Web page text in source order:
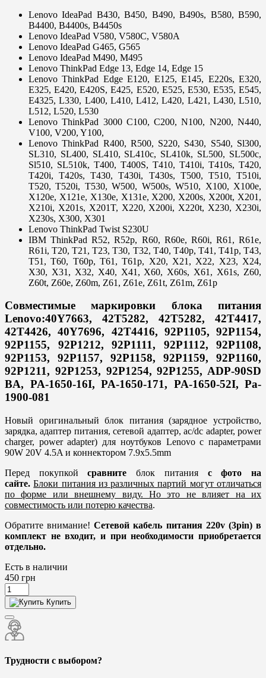
Lenovo IdeaPad B430, B450, B490, B490s, B580, B590,
B4400, B4400s, B4450s
Lenovo IdeaPad V580, V580С, V580A
Lenovo IdeaPad G465, G565
Lenovo IdeaPad M490, M495
Lenovo ThinkPad Edge 13, Edge 14, Edge 15
Lenovo ThinkPad Edge E120, E125, E145, E220s, E320,
E325, E420, E420S, E425, E520, E525, E530, E535, E545,
E4325, L330, L400, L410, L412, L420, L421, L430, L510,
L512, L520, L530
Lenovo ThinkPad 3000 C100, C200, N100, N200, N440,
V100, V200, Y100,
Lenovo ThinkPad R400, R500, S220, S430, S540, Sl300,
SL310, SL400, SL410, SL410c, SL410k, SL500, SL500c,
Sl510, SL510k, T400, T400S, T410, T410i, T410s, T420,
T420i, T420s, T430, T430i, T430s, T500, T510, T510i,
T520, T520i, T530, W500, W500s, W510, X100, X100e,
X120e, X121e, X130e, X131e, X200, X200s, X200t, X201,
X210i, X201s, X201T, X220, X200i, X220t, X230, X230i,
X230s, X300, X301
Lenovo ThinkPad Twist S230U
IBM ThinkPad R52, R52p, R60, R60e, R60i, R61, R61e,
R61i, T20, T21, T23, T30, T32, T40, T40p, T41, T41p, T43,
T51, T60, T60p, T61, T61p, X20, X21, X22, X23, X24,
X30, X31, X32, X40, X41, X60, X60s, X61, X61s, Z60,
Z60t, Z60e, Z60m, Z61, Z61e, Z61t, Z61m, Z61p
Совместимые маркировки блока питания
Lenovo:40Y7663, 42T5282, 42T5282, 42T4417,
42T4426, 40Y7696, 42T4416, 92P1105, 92P1154,
92P1155, 92P1212, 92P1111, 92P1112, 92P1108,
92P1153, 92P1157, 92P1158, 92P1159, 92P1160,
92P1211, 92P1253, 92P1254, 92P1255, ADP-90SD
BA, PA-1650-16I, PA-1650-171, PA-1650-52I, Pa-
1900-081
Новый оригинальный блок питания (зарядное устройство,
зарядка, адаптер питания, сетевой адаптер, ac/dc adapter, power
charger, power adapter) для ноутбуков Lenovo с параметрами
90W 20V 4.5A и коннектором 7.9х5.5mm
Перед покупкойсравните блок питания с фото на
сайте.Блоки питания из различных партий могут отличаться
по форме или внешнему виду. Но это не влияет на их
совместимость или потерю качества.
Обратите внимание!Сетевой кабель питания 220v (3pin) в
комплект не входит, и при необходимости приобретается
отдельно.
Есть в наличии
450 грн
Купить
Трудности с выбором?